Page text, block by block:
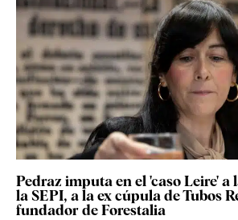
Pedraz imputa en el 'caso Leire' a
la SEPI, a la ex cúpula de Tubos
fundador de Forestalia